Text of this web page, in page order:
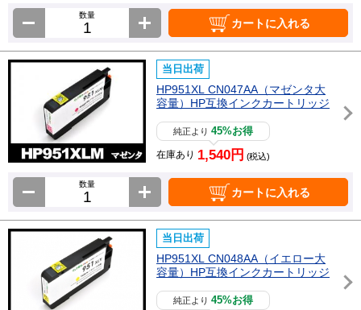
数量
カートに入れる
当日出荷
HP951XL CN047AA（マゼンタ大
容量）HP互換インクカートリッジ
純正より45%お得
在庫あり 1,540円 (税込)
数量
カートに入れる
当日出荷
HP951XL CN048AA（イエロー大
容量）HP互換インクカートリッジ
純正より45%お得